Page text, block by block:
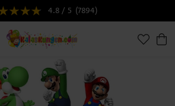
4.8 / 5 (7894)